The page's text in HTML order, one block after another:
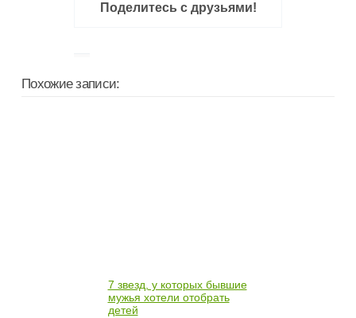
Поделитесь с друзьями!
Похожие записи:
7 звезд, у которых бывшие
мужья хотели отобрать
детей